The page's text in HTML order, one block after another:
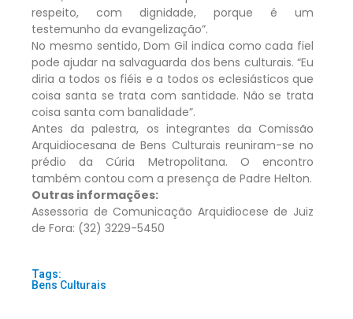
respeito, com dignidade, porque é um
testemunho da evangelização”.
No mesmo sentido, Dom Gil indica como cada fiel
pode ajudar na salvaguarda dos bens culturais. “Eu
diria a todos os fiéis e a todos os eclesiásticos que
coisa santa se trata com santidade. Não se trata
coisa santa com banalidade”.
Antes da palestra, os integrantes da Comissão
Arquidiocesana de Bens Culturais reuniram-se no
prédio da Cúria Metropolitana. O encontro
também contou com a presença de Padre Helton.
Outras informações:
Assessoria de Comunicação Arquidiocese de Juiz
de Fora: (32) 3229-5450
Tags:
Bens Culturais